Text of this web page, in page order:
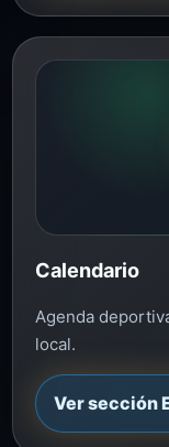
Calendario
Agenda
local.
Ver sección